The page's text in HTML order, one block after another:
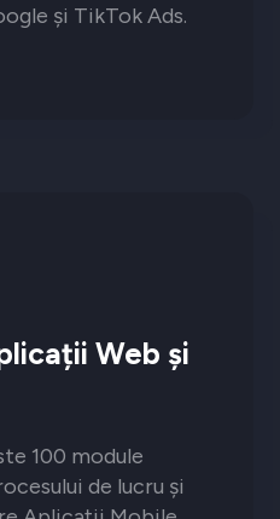
și TikTok Ads.
Web și
100 module
de lucru și